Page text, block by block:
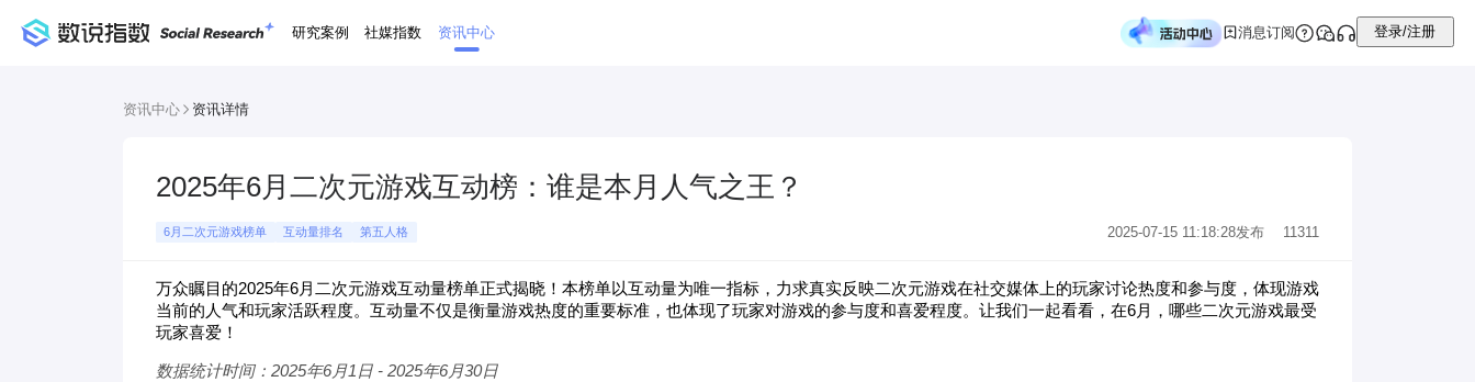
研究案例 社媒指数 资讯中心 消息订阅 登录/注册
资讯中心 资讯详情
2025年6月二次元游戏互动榜：谁是本月人气之王？
6月二次元游戏榜单 互动量排名 第五人格 2025-07-15 11:18:28发布 11311
万众瞩目的2025年6月二次元游戏互动量榜单正式揭晓！本榜单以互动量为唯一指标，力求真实反映二次元游戏在社交媒体上的玩家讨论热度和参与度，体现游戏
当前的人气和玩家活跃程度。互动量不仅是衡量游戏热度的重要标准，也体现了玩家对游戏的参与度和喜爱程度。让我们一起看看，在6月，哪些二次元游戏最受
玩家喜爱！
数据统计时间：2025年6月1日 - 2025年6月30日